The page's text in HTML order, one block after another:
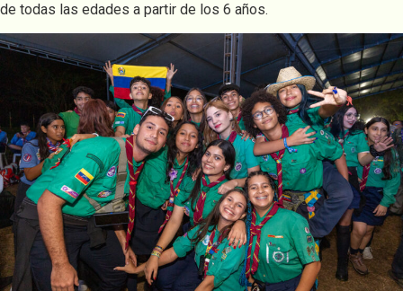
de todas las edades a partir de los 6 años.